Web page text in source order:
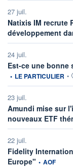
27 juil.
Natixis IM recrute
développement
24 juil.
Est-ce une bonne
• LE PARTICULIER •
23 juil.
Amundi mise sur
nouveaux ETF
22 juil.
Fidelity
Europe" information
• AOF